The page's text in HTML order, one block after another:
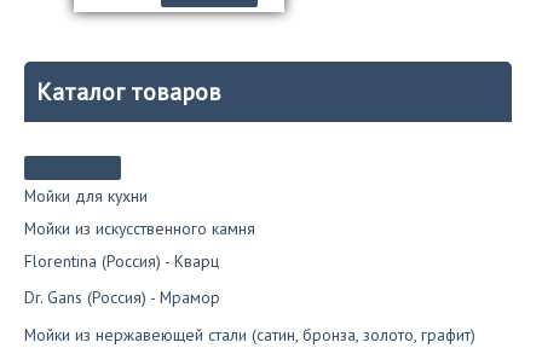
Каталог товаров
Мойки для кухни
Мойки из искусственного камня
Florentina (Россия) - Кварц
Dr. Gans (Россия) - Мрамор
Мойки из нержавеющей стали (сатин, бронза, золото, графит)